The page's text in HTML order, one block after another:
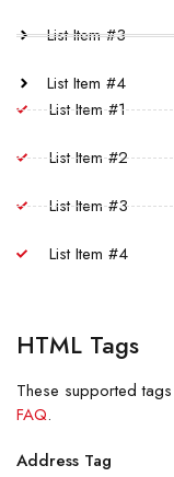
List Item #3
List Item #4
List Item #1
List Item #2
List Item #3
List Item #4
HTML Tags
These supported
FAQ.
Address Tag